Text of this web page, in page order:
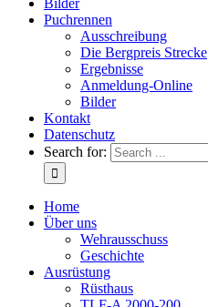
Bilder
Puchrennen
Ausschreibung
Die Bergpreis Strecke
Ergebnisse
Anmeldung-Online
Bilder
Kontakt
Datenschutz
Search for:
Home
Über uns
Wehrausschuss
Geschichte
Ausrüstung
Rüsthaus